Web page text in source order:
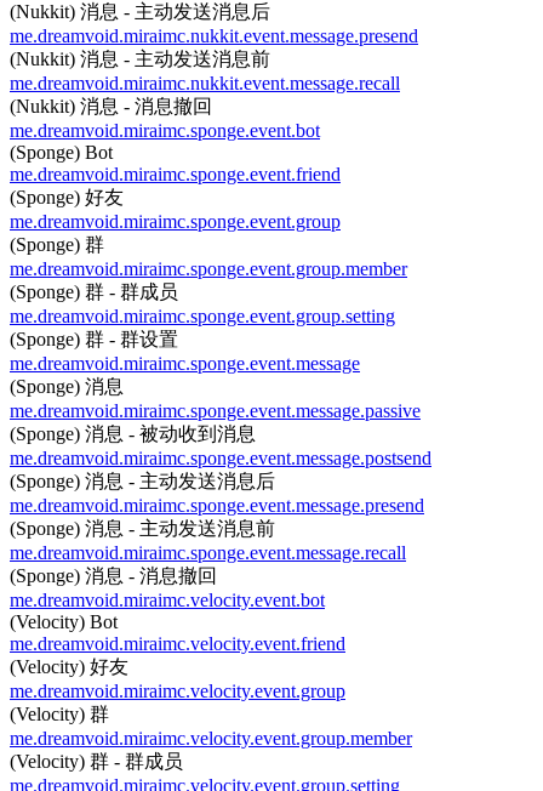
(Nukkit) 消息 - 主动发送消息后
me.dreamvoid.miraimc.nukkit.event.message.presend
(Nukkit) 消息 - 主动发送消息前
me.dreamvoid.miraimc.nukkit.event.message.recall
(Nukkit) 消息 - 消息撤回
me.dreamvoid.miraimc.sponge.event.bot
(Sponge) Bot
me.dreamvoid.miraimc.sponge.event.friend
(Sponge) 好友
me.dreamvoid.miraimc.sponge.event.group
(Sponge) 群
me.dreamvoid.miraimc.sponge.event.group.member
(Sponge) 群 - 群成员
me.dreamvoid.miraimc.sponge.event.group.setting
(Sponge) 群 - 群设置
me.dreamvoid.miraimc.sponge.event.message
(Sponge) 消息
me.dreamvoid.miraimc.sponge.event.message.passive
(Sponge) 消息 - 被动收到消息
me.dreamvoid.miraimc.sponge.event.message.postsend
(Sponge) 消息 - 主动发送消息后
me.dreamvoid.miraimc.sponge.event.message.presend
(Sponge) 消息 - 主动发送消息前
me.dreamvoid.miraimc.sponge.event.message.recall
(Sponge) 消息 - 消息撤回
me.dreamvoid.miraimc.velocity.event.bot
(Velocity) Bot
me.dreamvoid.miraimc.velocity.event.friend
(Velocity) 好友
me.dreamvoid.miraimc.velocity.event.group
(Velocity) 群
me.dreamvoid.miraimc.velocity.event.group.member
(Velocity) 群 - 群成员
me.dreamvoid.miraimc.velocity.event.group.setting